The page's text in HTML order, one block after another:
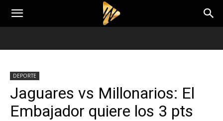
DEPORTE
Jaguares vs Millonarios: El
Embajador quiere los 3 pts